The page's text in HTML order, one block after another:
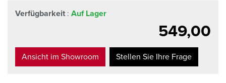
Verfügbarkeit : Auf Lager
549,00
Ansicht im Showroom Stellen Sie Ihre Frage